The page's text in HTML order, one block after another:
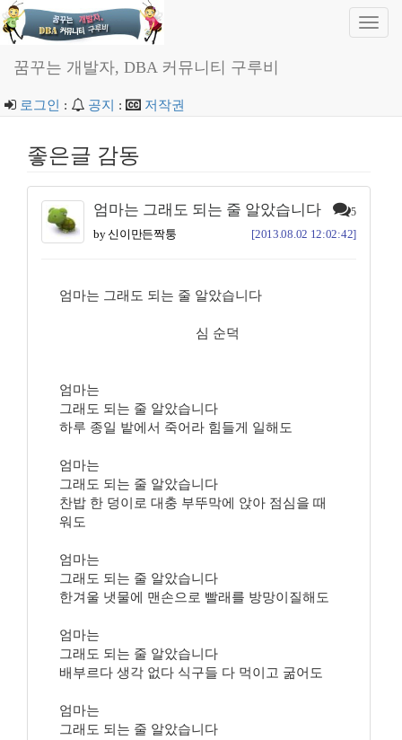
꿈꾸는 개발자, DBA 커뮤니티 구루비
로그인 : 공지 : 저작권
좋은글 감동
엄마는 그래도 되는 줄 알았습니다 5
by 신이만든짝퉁 [2013.08.02 12:02:42]
엄마는 그래도 되는 줄 알았습니다
심 순덕
엄마는
그래도 되는 줄 알았습니다
하루 종일 밭에서 죽어라 힘들게 일해도
엄마는
그래도 되는 줄 알았습니다
찬밥 한 덩이로 대충 부뚜막에 앉아 점심을 때
워도
엄마는
그래도 되는 줄 알았습니다
한겨울 냇물에 맨손으로 빨래를 방망이질해도
엄마는
그래도 되는 줄 알았습니다
배부르다 생각 없다 식구들 다 먹이고 굶어도
엄마는
그래도 되는 줄 알았습니다